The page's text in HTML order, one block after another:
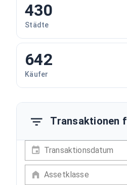
430
Städte
642
Käufer
Transaktionen
Transaktionsdatum
Assetklasse